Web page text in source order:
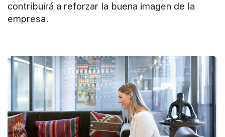
contribuirá a reforzar la buena imagen de la
empresa.